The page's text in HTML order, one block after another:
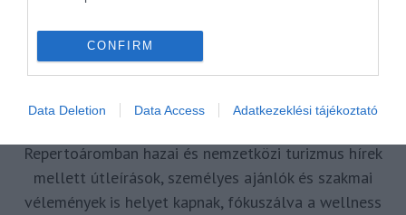
CONFIRM
Data Deletion Data Access Adatkezeklési tájékoztató
Turisztikai szakértő, utazó blogger, vendégélmény
tanácsadó. Célom, hogy a kategória teremtő
blogmagazin keretein belül hiteles információ
forrásul és inspirációul szolgáljak a turizmus szakma
Repertoáromban hazai és nemzetközi turizmus hírek
mellett útleírások, személyes ajánlók és szakmai
vélemények is helyet kapnak, fókuszálva a wellness